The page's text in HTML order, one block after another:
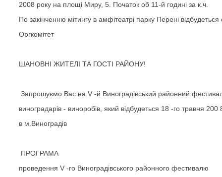
2008 року на площі Миру, 5. Початок об 11-й годині за к.ч.
По закінченню мітингу в амфітеатрі парку Перені
Оргкомітет
ШАНОВНІ ЖИТЕЛІ ТА ГОСТІ РАЙОНУ!
Запрошуємо Вас на V -й Виноградівський районний
виноградарів - виноробів, який відбудеться 18 -го травня 200
в м.Виноградів
ПРОГРАМА
проведення V -го Виноградівського районного фестивалю